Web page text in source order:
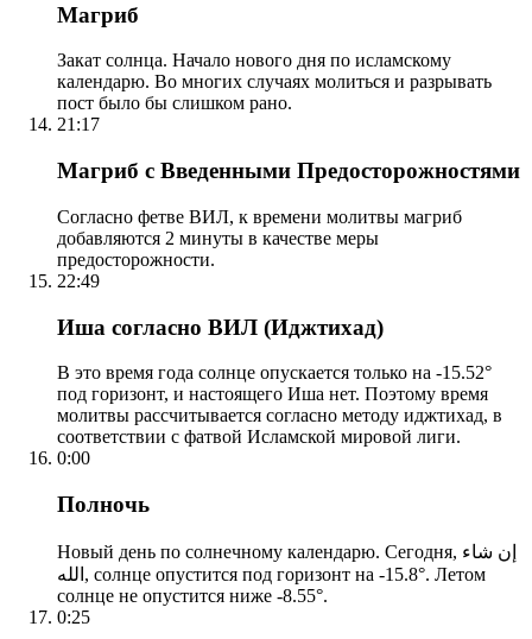
Магриб
Закат солнца. Начало нового дня по исламскому
календарю. Во многих случаях молиться и разрывать
пост было бы слишком рано.
21:17
Магриб с Введенными Предосторожностями
Согласно фетве ВИЛ, к времени молитвы магриб
добавляются 2 минуты в качестве меры
предосторожности.
22:49
Иша согласно ВИЛ (Иджтихад)
В это время года солнце опускается только на -15.52°
под горизонт, и настоящего Иша нет. Поэтому время
молитвы рассчитывается согласно методу иджтихад, в
соответствии с фатвой Исламской мировой лиги.
0:00
Полночь
Новый день по солнечному календарю. Сегодня, إن شاء
الله, солнце опустится под горизонт на -15.8°. Летом
солнце не опустится ниже -8.55°.
0:25